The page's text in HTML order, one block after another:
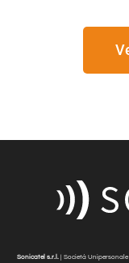
Sonicatel s.r.l.| Società